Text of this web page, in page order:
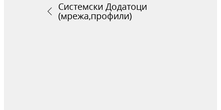
Системски Додатоци
(мрежа,профили)